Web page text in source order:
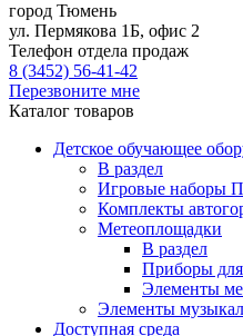
город Тюмень
ул. Пермякова 1Б, офис 2
Телефон отдела продаж
8 (3452) 56-41-42
Перезвоните мне
Каталог товаров
Детское обучающее
В раздел
Игровые наборы
Комплекты
Метеоплощадки
В раздел
Приборы для
Элементы
Элементы
Доступная среда